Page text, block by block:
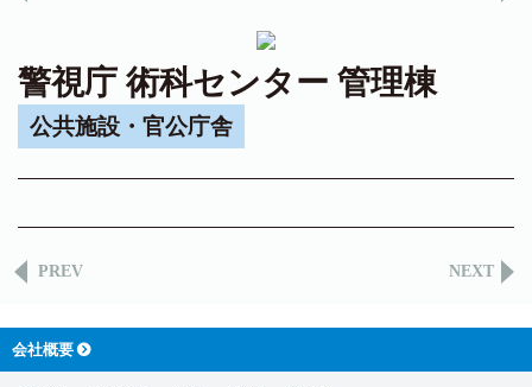
警視庁 術科センター 管理棟
公共施設・官公庁舎
PREV NEXT
会社概要